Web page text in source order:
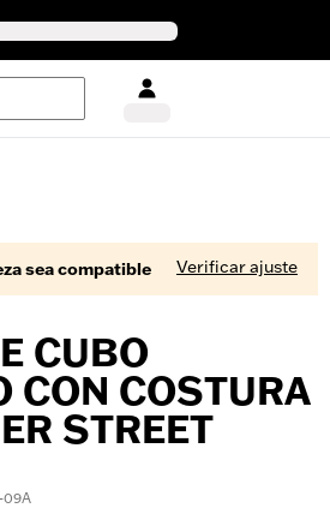
sea compatible Verificar ajuste
CUBO
CON COSTURA
STREET
09A